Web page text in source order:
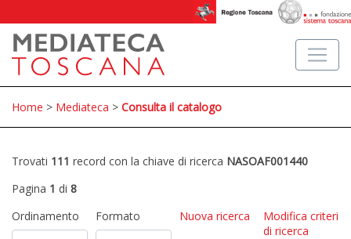
Home > Mediateca > Consulta il catalogo
Trovati 111 record con la chiave di ricerca NASOAF001440
Pagina 1 di 8
Ordinamento
Formato Nuova ricerca
Modifica criteri
di ricerca